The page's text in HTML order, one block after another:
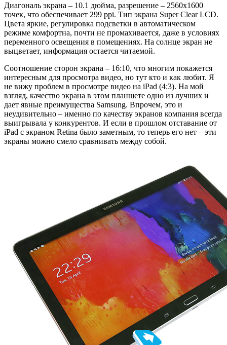
Диагональ экрана – 10.1 дюйма, разрешение – 2560х1600
точек, что обеспечивает 299 ppi. Тип экрана Super Clear LCD.
Цвета яркие, регулировка подсветки в автоматическом
режиме комфортна, почти не промахивается, даже в условиях
переменного освещения в помещениях. На солнце экран не
выцветает, информация остается читаемой.
Соотношение сторон экрана – 16:10, что многим покажется
интересным для просмотра видео, но тут кто и как любит. Я
не вижу проблем в просмотре видео на iPad (4:3). На мой
взгляд, качество экрана в этом планшете одно из лучших и
дает явные преимущества Samsung. Впрочем, это и
неудивительно – именно по качеству экранов компания всегда
выигрывала у конкурентов. И если в прошлом отставание от
iPad с экраном Retina было заметным, то теперь его нет – эти
экраны можно смело сравнивать между собой.